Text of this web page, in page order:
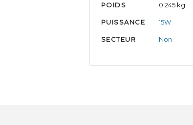
POIDS 0.245 kg
PUISSANCE 15W
SECTEUR Non